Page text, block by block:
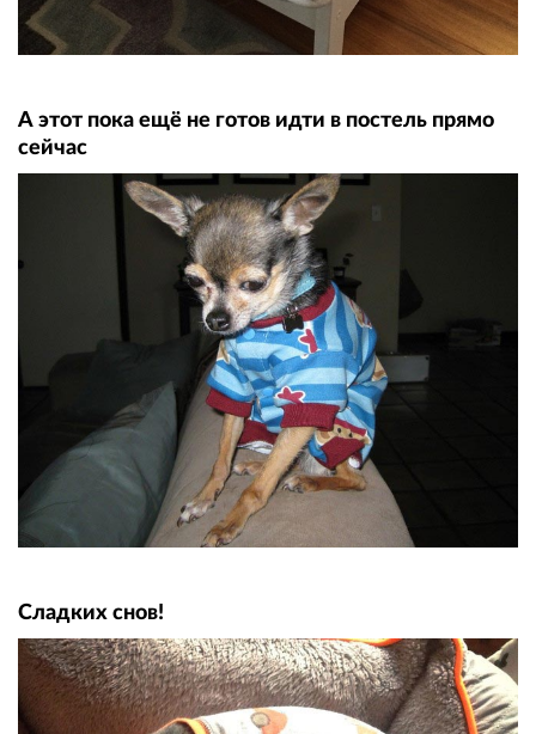
А этот пока ещё не готов идти в постель прямо
сейчас
Сладких снов!